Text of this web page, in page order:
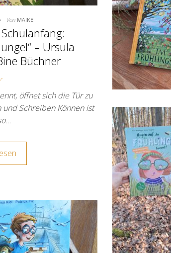
Von MAIKE
– Ursula
Büchner
öffnet sich die Tür zu
Schreiben Können ist